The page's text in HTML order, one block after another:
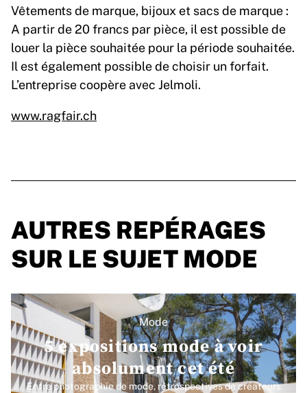
Vêtements de marque, bijoux et sacs de marque :
A partir de 20 francs par pièce, il est possible de
louer la pièce souhaitée pour la période souhaitée.
Il est également possible de choisir un forfait.
L’entreprise coopère avec Jelmoli.
www.ragfair.ch
AUTRES REPÉRAGES
SUR LE SUJET MODE
Mode
5 expositions mode à voir
absolument cet été
Entre photographie de mode, rétrospectives de créateurs